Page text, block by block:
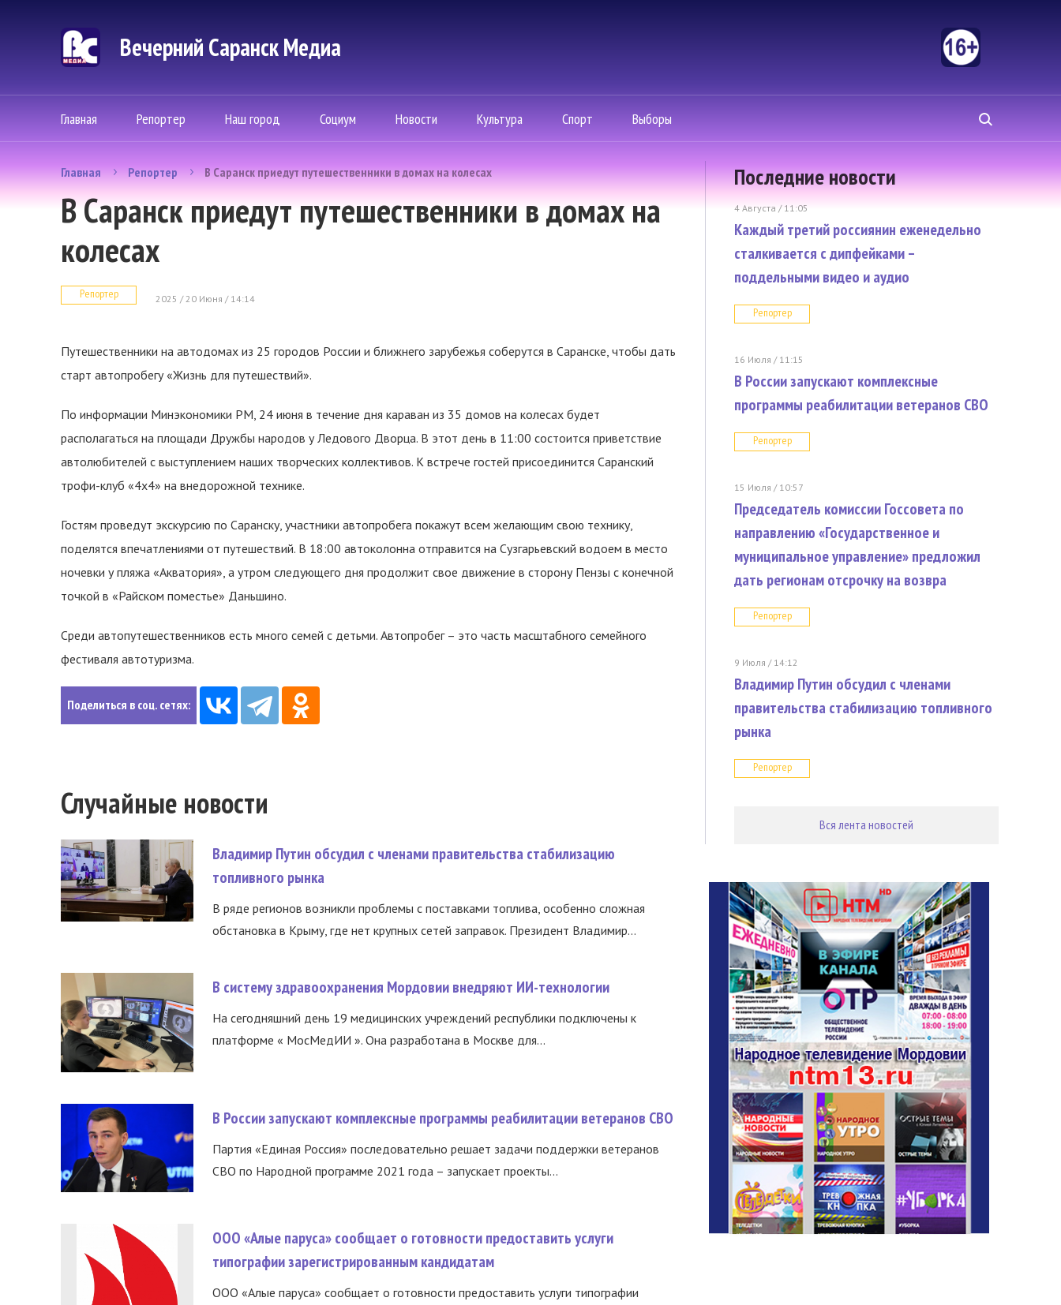
Вечерний Саранск Mедиа
Главная Репортер Наш город Социум Новости Культура Спорт Выборы
Главная Репортер В Саранск приедут путешественники в домах на колесах
В Саранск приедут путешественники в домах на
колесах
Репортер 2025 / 20 Июня / 14:14
Путешественники на автодомах из 25 городов России и ближнего зарубежья соберутся в Саранске, чтобы дать
старт автопробегу «Жизнь для путешествий».
По информации Минэкономики РМ, 24 июня в течение дня караван из 35 домов на колесах будет
располагаться на площади Дружбы народов у Ледового Дворца. В этот день в 11:00 состоится приветствие
автолюбителей с выступлением наших творческих коллективов. К встрече гостей присоединится Саранский
трофи-клуб «4х4» на внедорожной технике.
Гостям проведут экскурсию по Саранску, участники автопробега покажут всем желающим свою технику,
поделятся впечатлениями от путешествий. В 18:00 автоколонна отправится на Сузгарьевский водоем в место
ночевки у пляжа «Акватория», а утром следующего дня продолжит свое движение в сторону Пензы с конечной
точкой в «Райском поместье» Даньшино.
Среди автопутешественников есть много семей с детьми. Автопробег – это часть масштабного семейного
фестиваля автотуризма.
Поделиться в соц. сетях:
Случайные новости
Владимир Путин обсудил с членами правительства стабилизацию
топливного рынка
В ряде регионов возникли проблемы с поставками топлива, особенно сложная
обстановка в Крыму, где нет крупных сетей заправок. Президент Владимир...
В систему здравоохранения Мордовии внедряют ИИ-технологии
На сегодняшний день 19 медицинских учреждений республики подключены к
платформе « МосМедИИ ». Она разработана в Москве для...
В России запускают комплексные программы реабилитации ветеранов СВО
Партия «Единая Россия» последовательно решает задачи поддержки ветеранов
СВО по Народной программе 2021 года – запускает проекты...
ООО «Алые паруса» сообщает о готовности предоставить услуги
типографии зарегистрированным кандидатам
ООО «Алые паруса» сообщает о готовности предоставить услуги типографии
Последние новости
4 Августа / 11:05
Каждый третий россиянин еженедельно
сталкивается с дипфейками –
поддельными видео и аудио
Репортер
16 Июля / 11:15
В России запускают комплексные
программы реабилитации ветеранов СВО
Репортер
15 Июля / 10:57
Председатель комиссии Госсовета по
направлению «Государственное и
муниципальное управление» предложил
дать регионам отсрочку на возвра
Репортер
9 Июля / 14:12
Владимир Путин обсудил с членами
правительства стабилизацию топливного
рынка
Репортер
Вся лента новостей